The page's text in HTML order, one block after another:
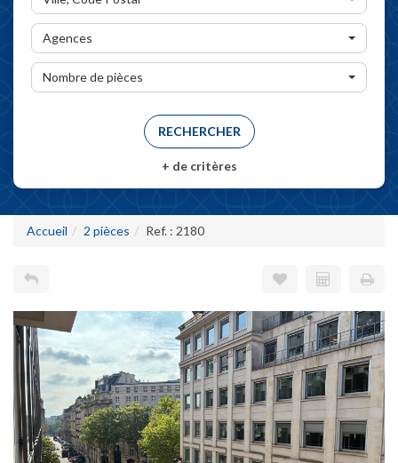
Agences
Nombre de pièces
+ de critères
Accueil 2 pièces Ref. : 2180